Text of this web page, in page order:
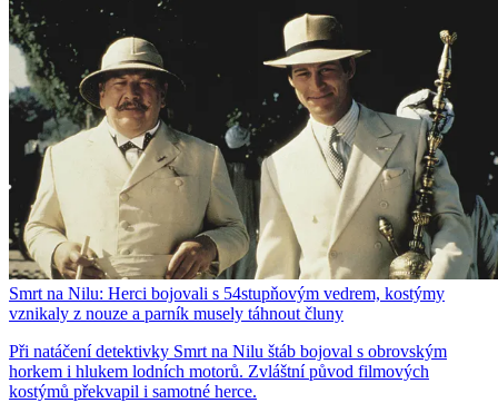
Smrt na Nilu: Herci bojovali s 54stupňovým vedrem, kostýmy
vznikaly z nouze a parník musely táhnout čluny
Při natáčení detektivky Smrt na Nilu štáb bojoval s obrovským
horkem i hlukem lodních motorů. Zvláštní původ filmových
kostýmů překvapil i samotné herce.